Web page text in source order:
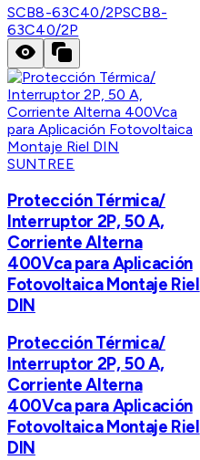
SCB8-63C40/2PSCB8-
63C40/2P
SUNTREE
Protección Térmica/
Interruptor 2P, 50 A,
Corriente Alterna
400Vca para Aplicación
Fotovoltaica Montaje Riel
DIN
Protección Térmica/
Interruptor 2P, 50 A,
Corriente Alterna
400Vca para Aplicación
Fotovoltaica Montaje Riel
DIN